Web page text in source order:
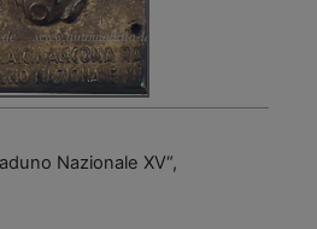
Nazionale XV“,